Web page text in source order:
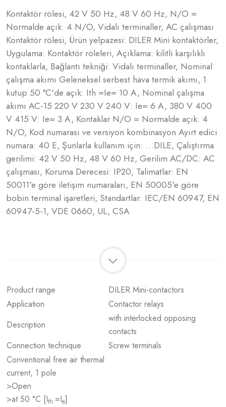
Kontaktör rölesi, 42 V 50 Hz, 48 V 60 Hz, N/O =
Normalde açık: 4 N/O, Vidalı terminaller, AC çalışması
Kontaktör rölesi, Ürün yelpazesi: DILER Mini kontaktörler,
Uygulama: Kontaktör röleleri, Açıklama: kilitli karşılıklı
kontaklarla, Bağlantı tekniği: Vidalı terminaller, Nominal
çalışma akımı Geleneksel serbest hava termik akımı, 1
kutup 50 °C'de açık: Ith =Ie= 10 A, Nominal çalışma
akımı AC-15 220 V 230 V 240 V: Ie= 6 A, 380 V 400
V 415 V: Ie= 3 A, Kontaklar N/O = Normalde açık: 4
N/O, Kod numarası ve versiyon kombinasyon Ayırt edici
numara: 40 E, Şunlarla kullanım için: …DILE, Çalıştırma
gerilimi: 42 V 50 Hz, 48 V 60 Hz, Gerilim AC/DC: AC
çalışması, Koruma Derecesi: IP20, Talimatlar: EN
50011'e göre iletişim numaraları, EN 50005'e göre
bobin terminal işaretleri, Standartlar: IEC/EN 60947, EN
60947-5-1, VDE 0660, UL, CSA
Product range
DILER Mini-contactors
Application
Contactor relays
Description
with interlocked opposing
contacts
Connection technique
Screw terminals
Conventional free air thermal
current, 1 pole
>Open
>at 50 °C [Ith =Ie]